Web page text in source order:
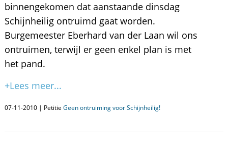
binnengekomen dat aanstaande dinsdag
Schijnheilig ontruimd gaat worden.
Burgemeester Eberhard van der Laan wil ons
ontruimen, terwijl er geen enkel plan is met
het pand.
+Lees meer...
07-11-2010 | Petitie Geen ontruiming voor Schijnheilig!